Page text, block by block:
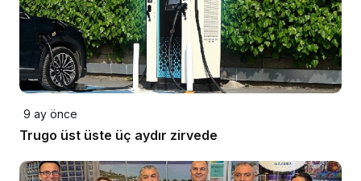
9 ay önce
Trugo üst üste üç aydır zirvede